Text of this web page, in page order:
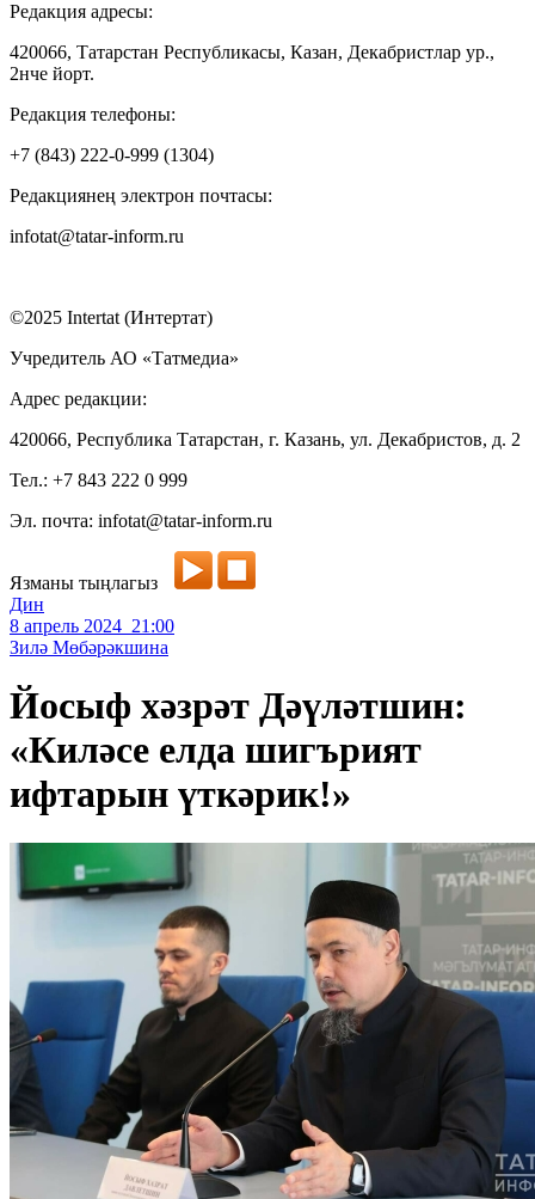
Редакция адресы:
420066, Татарстан Республикасы, Казан, Декабристлар ур.,
2нче йорт.
Редакция телефоны:
+7 (843) 222-0-999 (1304)
Редакциянең электрон почтасы:
infotat@tatar-inform.ru
©2025 Intertat (Интертат)
Учредитель АО «Татмедиа»
Адрес редакции:
420066, Республика Татарстан, г. Казань, ул. Декабристов, д. 2
Тел.: +7 843 222 0 999
Эл. почта: infotat@tatar-inform.ru
Язманы тыңлагыз
Дин
8 апрель 2024 21:00
Зилә Мөбәрәкшина
Йосыф хәзрәт Дәүләтшин:
«Киләсе елда шигърият
ифтарын үткәрик!»